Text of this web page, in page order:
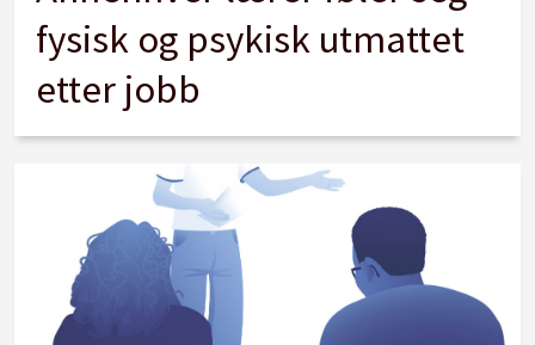
fysisk og psykisk utmattet
etter jobb